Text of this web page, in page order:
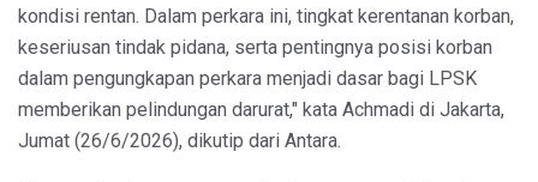
kondisi rentan. Dalam perkara ini, tingkat kerentanan korban,
keseriusan tindak pidana, serta pentingnya posisi korban
dalam pengungkapan perkara menjadi dasar bagi LPSK
memberikan pelindungan darurat," kata Achmadi di Jakarta,
Jumat (26/6/2026), dikutip dari Antara.